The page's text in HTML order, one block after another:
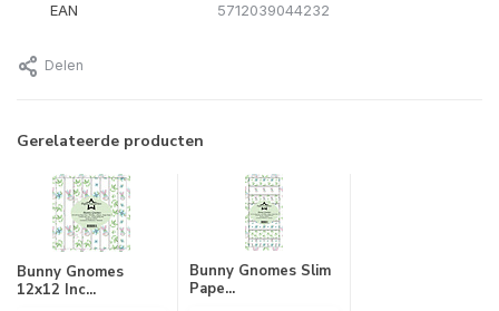
EAN 5712039044232
Delen
Gerelateerde producten
Bunny Gnomes
12x12 Inc...
Bunny Gnomes Slim
Pape...